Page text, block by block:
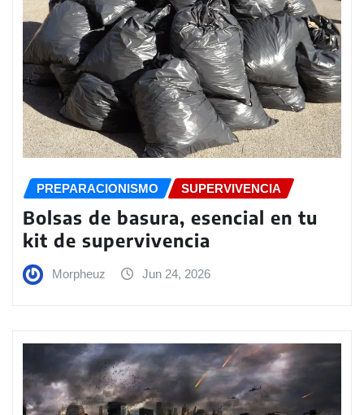
PREPARACIONISMO SUPERVIVENCIA
Bolsas de basura, esencial en tu
kit de supervivencia
Morpheuz Jun 24, 2026